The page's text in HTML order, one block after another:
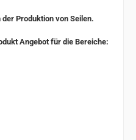
Produktion von Seilen.
Angebot für die Bereiche: